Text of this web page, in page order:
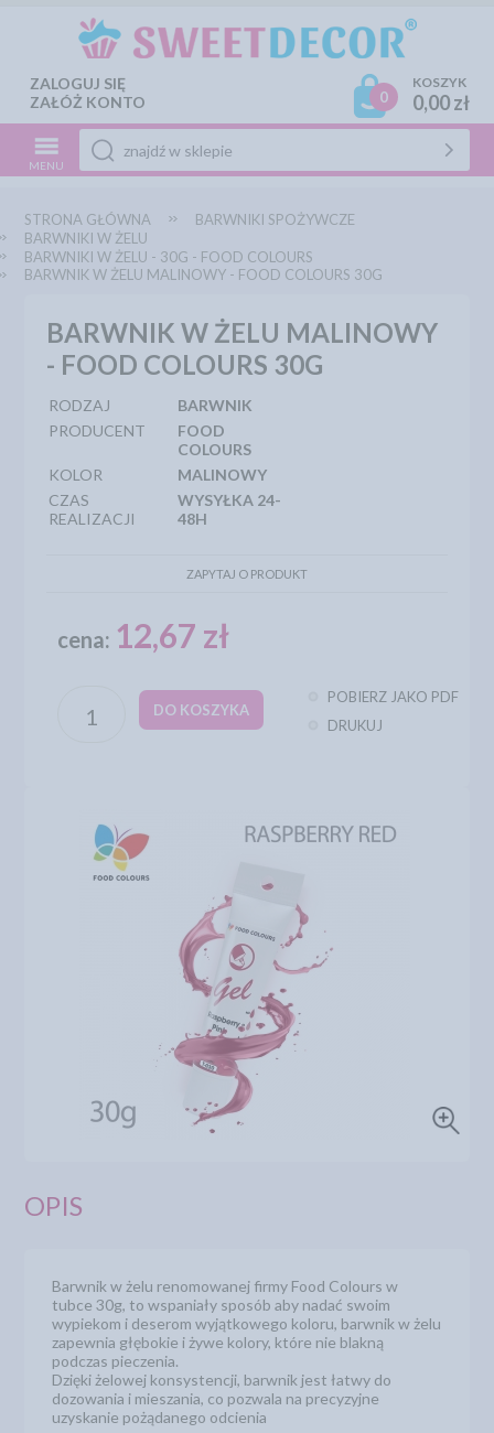
ZALOGUJ SIĘ
ZAŁÓŻ KONTO
0
KOSZYK
0,00 zł
MENU
STRONA GŁÓWNA
BARWNIKI SPOŻYWCZE
BARWNIKI W ŻELU
BARWNIKI W ŻELU - 30G - FOOD COLOURS
BARWNIK W ŻELU MALINOWY - FOOD COLOURS 30G
BARWNIK W ŻELU MALINOWY
- FOOD COLOURS 30G
RODZAJ
BARWNIK
PRODUCENT
FOOD
COLOURS
KOLOR
MALINOWY
CZAS
REALIZACJI
WYSYŁKA 24-
48H
ZAPYTAJ O PRODUKT
cena: 12,67 zł
DO KOSZYKA
POBIERZ JAKO PDF
DRUKUJ
OPIS
Barwnik w żelu renomowanej firmy Food Colours w
tubce 30g, to wspaniały sposób aby nadać swoim
wypiekom i deserom wyjątkowego koloru, barwnik w żelu
zapewnia głębokie i żywe kolory, które nie blakną
podczas pieczenia.
Dzięki żelowej konsystencji, barwnik jest łatwy do
dozowania i mieszania, co pozwala na precyzyjne
uzyskanie pożądanego odcienia